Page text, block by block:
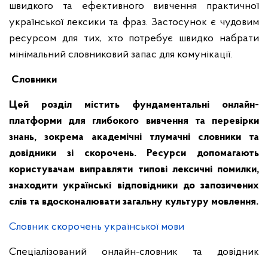
швидкого та ефективного вивчення практичної
української лексики та фраз. Застосунок є чудовим
ресурсом для тих, хто потребує швидко набрати
мінімальний словниковий запас для комунікації.
Словники
Цей розділ містить фундаментальні онлайн-
платформи для глибокого вивчення та перевірки
знань, зокрема академічні тлумачні словники та
довідники зі скорочень. Ресурси допомагають
користувачам виправляти типові лексичні помилки,
знаходити українські відповідники до запозичених
слів та вдосконалювати загальну культуру мовлення.
Словник скорочень української мови
Спеціалізований онлайн-словник та довідник